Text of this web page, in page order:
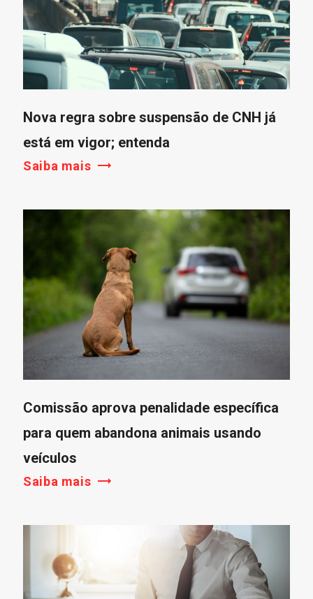
Nova regra sobre suspensão de CNH já
está em vigor; entenda
Saiba mais
Comissão aprova penalidade específica
para quem abandona animais usando
veículos
Saiba mais